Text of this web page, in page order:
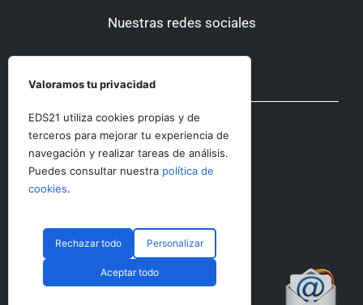
Nuestras redes sociales
Otras secciones
Contacto
© CopyRight 2023 RRHHDigital
Valoramos tu privacidad
EDS21 utiliza cookies propias y de
terceros para mejorar tu experiencia de
navegación y realizar tareas de análisis.
Puedes consultar nuestra política de
cookies.
Rechazar todo Personalizar
Aceptar todo